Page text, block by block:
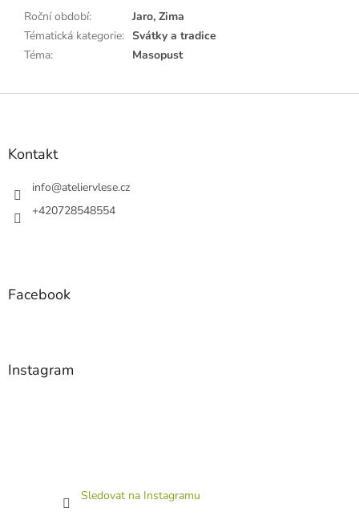
Roční období:
Jaro, Zima
Tématická kategorie: Svátky a tradice
Téma: Masopust
Z
Kontakt
info@ateliervlese.cz
+420728548554
Facebook
Instagram
Sledovat na Instagramu